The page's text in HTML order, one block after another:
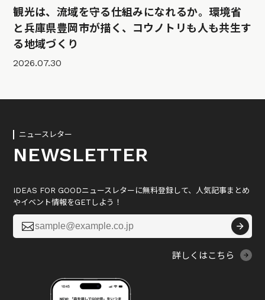
観光は、流域を守る仕組みになれるか。環境省
と兵庫県豊岡市が描く、コウノトリも人も共生す
る地域づくり
2026.07.30
ニュースレター
NEWSLETTER
IDEAS FOR GOODニュースレターに無料登録して、人気記事まとめ
やイベント情報をGETしよう！

詳しくはこちら